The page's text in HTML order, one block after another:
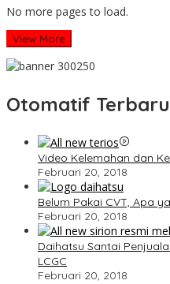
No more pages to load.
View More
Otomatif Terbaru
Video Kelemahan dan
Februari 20, 2018
Belum Pakai CVT, Apa
Februari 20, 2018
Daihatsu Santai
LCGC
Februari 20, 2018